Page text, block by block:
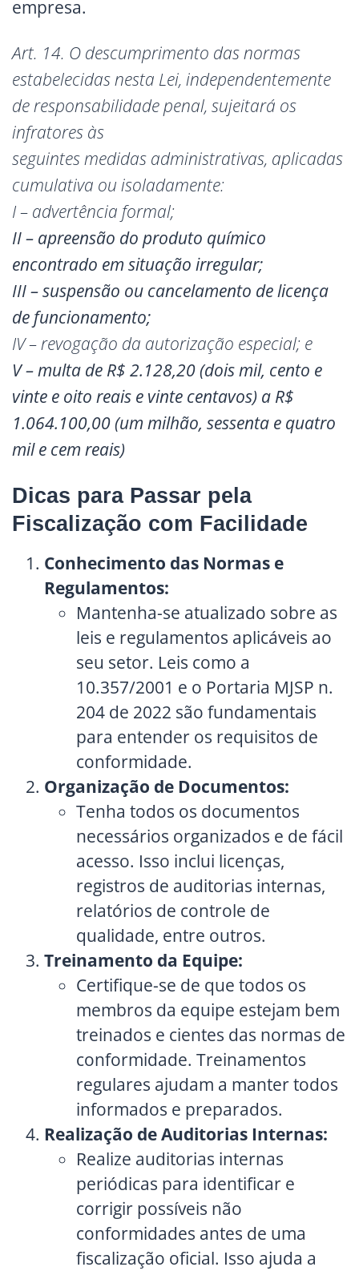
empresa.
Art. 14. O descumprimento das normas
estabelecidas nesta Lei, independentemente
de responsabilidade penal, sujeitará os
infratores às
seguintes medidas administrativas, aplicadas
cumulativa ou isoladamente:
I – advertência formal;
II – apreensão do produto químico
encontrado em situação irregular;
III – suspensão ou cancelamento de licença
de funcionamento;
IV – revogação da autorização especial; e
V – multa de R$ 2.128,20 (dois mil, cento e
vinte e oito reais e vinte centavos) a R$
1.064.100,00 (um milhão, sessenta e quatro
mil e cem reais)
Dicas para Passar pela
Fiscalização com Facilidade
Conhecimento das Normas e
Regulamentos:
Mantenha-se atualizado sobre as
leis e regulamentos aplicáveis ao
seu setor. Leis como a
10.357/2001 e o Portaria MJSP n.
204 de 2022 são fundamentais
para entender os requisitos de
conformidade.
Organização de Documentos:
Tenha todos os documentos
necessários organizados e de fácil
acesso. Isso inclui licenças,
registros de auditorias internas,
relatórios de controle de
qualidade, entre outros.
Treinamento da Equipe:
Certifique-se de que todos os
membros da equipe estejam bem
treinados e cientes das normas de
conformidade. Treinamentos
regulares ajudam a manter todos
informados e preparados.
Realização de Auditorias Internas:
Realize auditorias internas
periódicas para identificar e
corrigir possíveis não
conformidades antes de uma
fiscalização oficial. Isso ajuda a